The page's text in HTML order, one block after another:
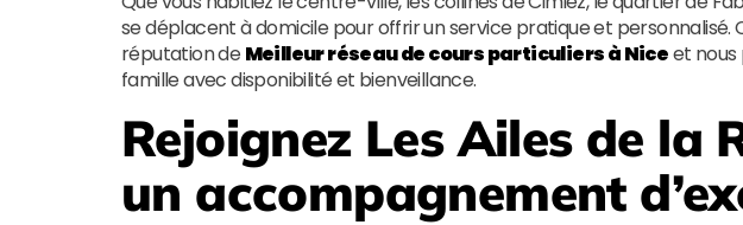
se déplacent à domicile pour offrir un service pratique et
réputation de Meilleur réseau de cours particuliers à Niceet
famille avec disponibilité et bienveillance.
Rejoignez Les Ailes de la
un accompagnement